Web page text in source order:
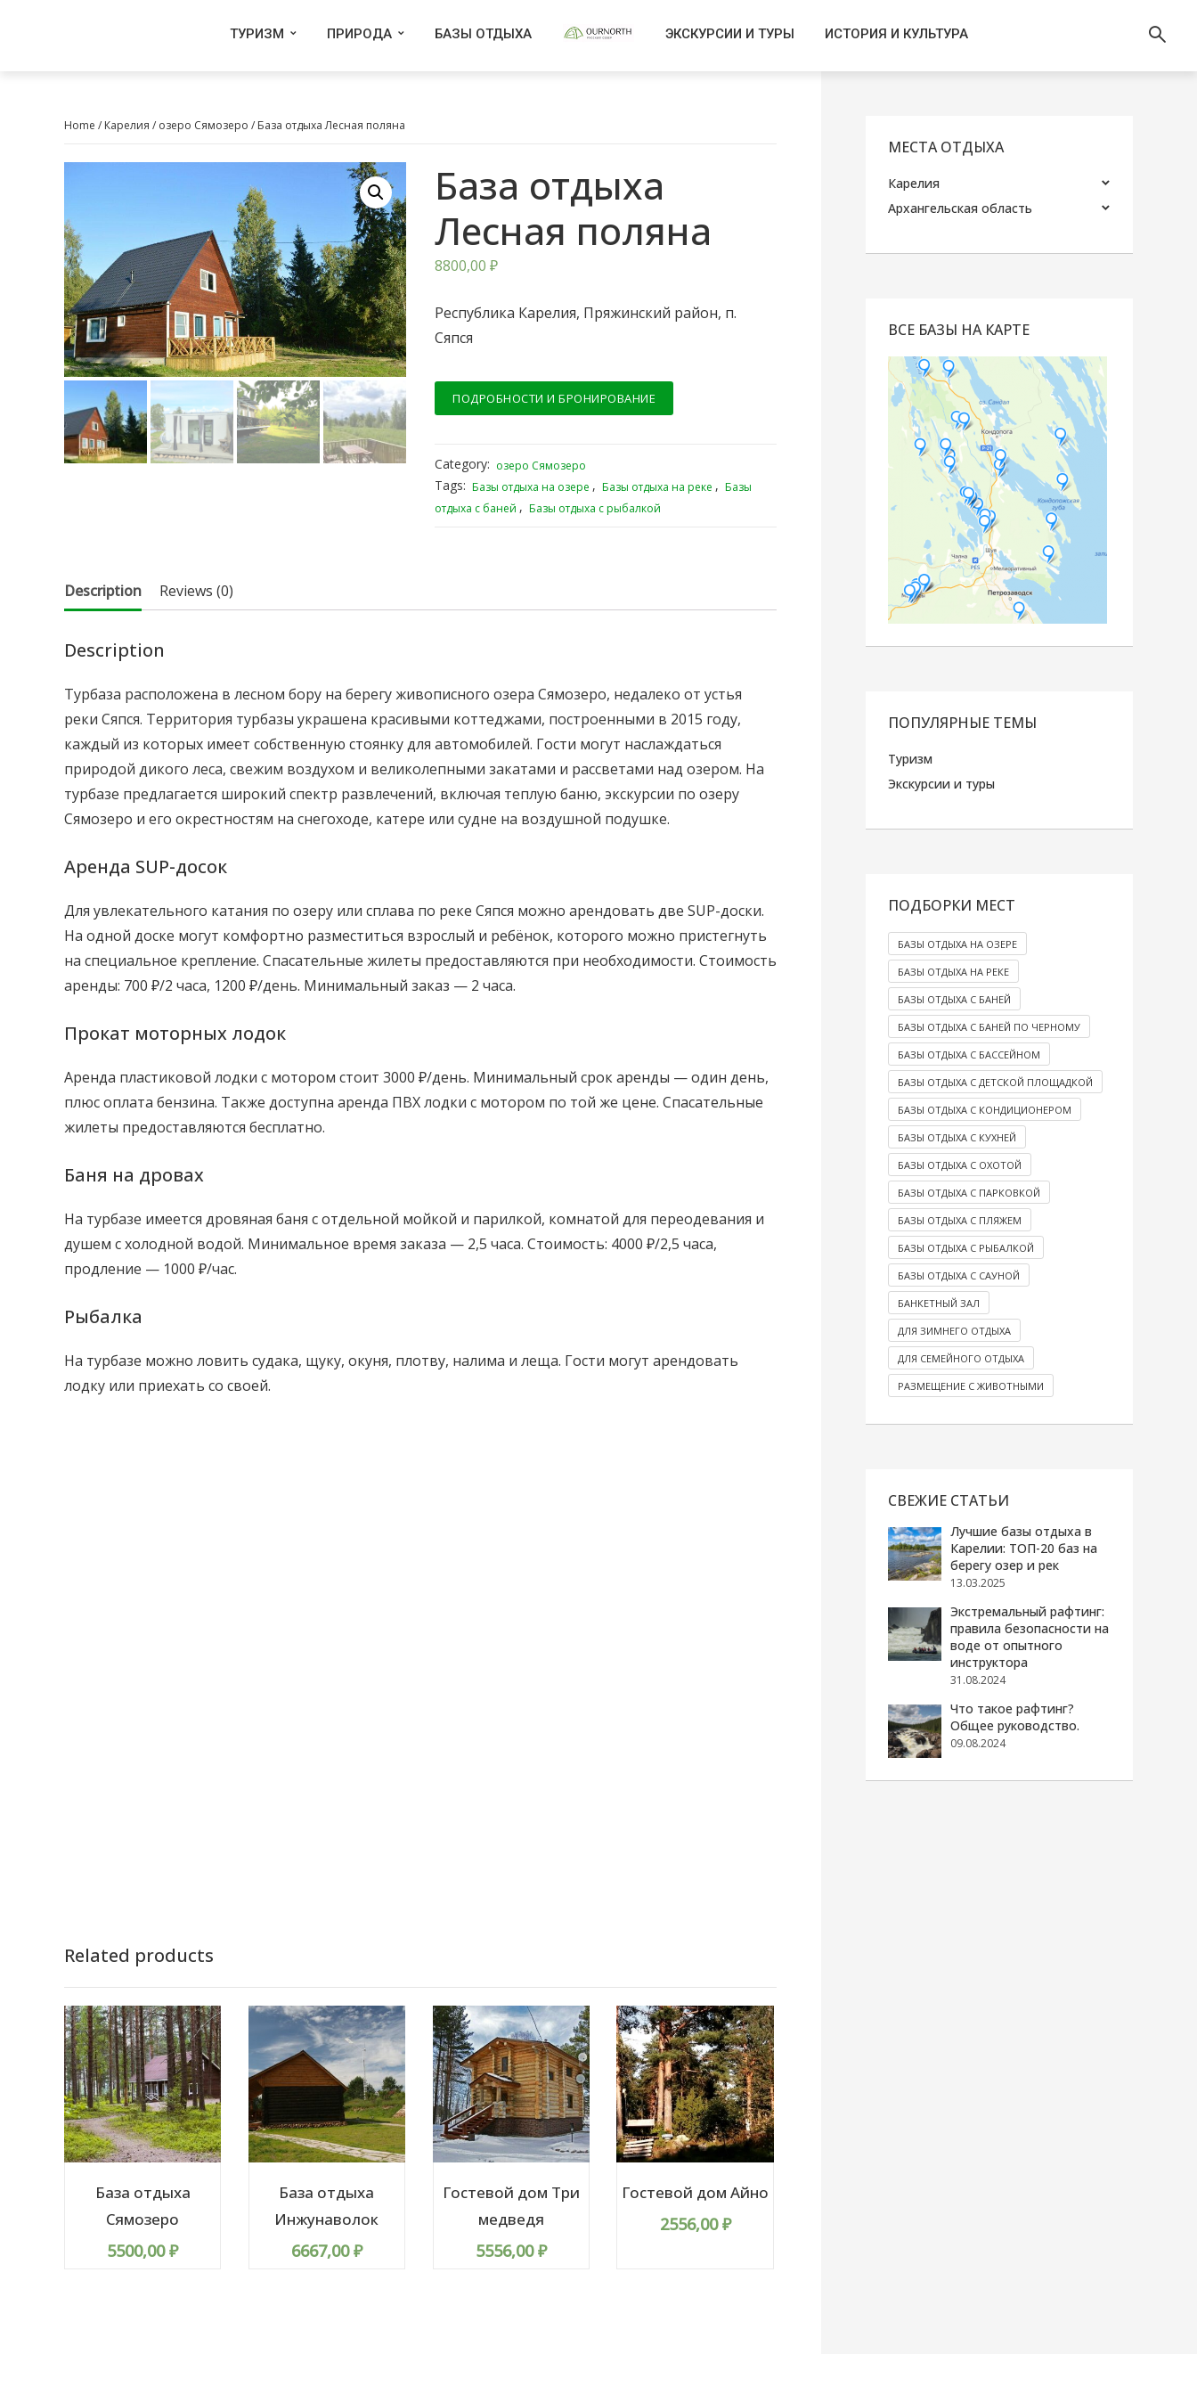
ТУРИЗМ ПРИРОДА БАЗЫ ОТДЫХА ЭКСКУРСИИ И ТУРЫ ИСТОРИЯ И КУЛЬТУРА
Home / Карелия / озеро Сямозеро / База отдыха Лесная поляна
База отдыха
Лесная поляна
8800,00 ₽
Республика Карелия, Пряжинский район, п.
Сяпся
ПОДРОБНОСТИ И БРОНИРОВАНИЕ
Category: озеро Сямозеро
Tags: Базы отдыха на озере , Базы отдыха на реке , Базы
отдыха с баней , Базы отдыха с рыбалкой
Description Reviews (0)
Description
Турбаза расположена в лесном бору на берегу живописного озера Сямозеро, недалеко от устья
реки Сяпся. Территория турбазы украшена красивыми коттеджами, построенными в 2015 году,
каждый из которых имеет собственную стоянку для автомобилей. Гости могут наслаждаться
природой дикого леса, свежим воздухом и великолепными закатами и рассветами над озером. На
турбазе предлагается широкий спектр развлечений, включая теплую баню, экскурсии по озеру
Сямозеро и его окрестностям на снегоходе, катере или судне на воздушной подушке.
Аренда SUP-досок
Для увлекательного катания по озеру или сплава по реке Сяпся можно арендовать две SUP-доски.
На одной доске могут комфортно разместиться взрослый и ребёнок, которого можно пристегнуть
на специальное крепление. Спасательные жилеты предоставляются при необходимости. Стоимость
аренды: 700 ₽/2 часа, 1200 ₽/день. Минимальный заказ — 2 часа.
Прокат моторных лодок
Аренда пластиковой лодки с мотором стоит 3000 ₽/день. Минимальный срок аренды — один день,
плюс оплата бензина. Также доступна аренда ПВХ лодки с мотором по той же цене. Спасательные
жилеты предоставляются бесплатно.
Баня на дровах
На турбазе имеется дровяная баня с отдельной мойкой и парилкой, комнатой для переодевания и
душем с холодной водой. Минимальное время заказа — 2,5 часа. Стоимость: 4000 ₽/2,5 часа,
продление — 1000 ₽/час.
Рыбалка
На турбазе можно ловить судака, щуку, окуня, плотву, налима и леща. Гости могут арендовать
лодку или приехать со своей.
Related products
База отдыха
Сямозеро
5500,00₽
База отдыха
Инжунаволок
6667,00₽
Гостевой дом Три
медведя
5556,00₽
Гостевой дом Айно
2556,00₽
МЕСТА ОТДЫХА
Карелия
Архангельская область
ВСЕ БАЗЫ НА КАРТЕ
ПОПУЛЯРНЫЕ ТЕМЫ
Туризм
Экскурсии и туры
ПОДБОРКИ МЕСТ
БАЗЫ ОТДЫХА НА ОЗЕРЕ
БАЗЫ ОТДЫХА НА РЕКЕ
БАЗЫ ОТДЫХА С БАНЕЙ
БАЗЫ ОТДЫХА С БАНЕЙ ПО ЧЕРНОМУ
БАЗЫ ОТДЫХА С БАССЕЙНОМ
БАЗЫ ОТДЫХА С ДЕТСКОЙ ПЛОЩАДКОЙ
БАЗЫ ОТДЫХА С КОНДИЦИОНЕРОМ
БАЗЫ ОТДЫХА С КУХНЕЙ
БАЗЫ ОТДЫХА С ОХОТОЙ
БАЗЫ ОТДЫХА С ПАРКОВКОЙ
БАЗЫ ОТДЫХА С ПЛЯЖЕМ
БАЗЫ ОТДЫХА С РЫБАЛКОЙ
БАЗЫ ОТДЫХА С САУНОЙ
БАНКЕТНЫЙ ЗАЛ
ДЛЯ ЗИМНЕГО ОТДЫХА
ДЛЯ СЕМЕЙНОГО ОТДЫХА
РАЗМЕЩЕНИЕ С ЖИВОТНЫМИ
СВЕЖИЕ СТАТЬИ
Лучшие базы отдыха в
Карелии: ТОП-20 баз на
берегу озер и рек
13.03.2025
Экстремальный рафтинг:
правила безопасности на
воде от опытного
инструктора
31.08.2024
Что такое рафтинг?
Общее руководство.
09.08.2024